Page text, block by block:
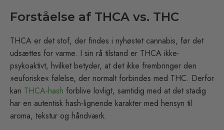
Forståelse af THCA vs. THC
THCA er det stof, der findes i nyhøstet cannabis, før det
udsættes for varme. I sin rå tilstand er THCA ikke-
psykoaktivt, hvilket betyder, at det ikke frembringer den
»euforiske« følelse, der normalt forbindes med THC. Derfor
kan THCA-hash forblive lovligt, samtidig med at det stadig
har en autentisk hash-lignende karakter med hensyn til
aroma, tekstur og håndværk.